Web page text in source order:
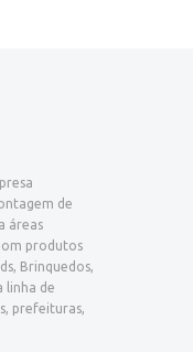
de
áreas
produtos
Brinquedos,
linha de
prefeituras,